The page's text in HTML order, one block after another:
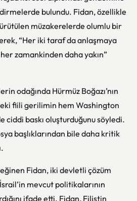
bulundu. Fidan, özellikle
müzakerelerde olumlu bir
“Her iki taraf da anlaşmaya
zamankinden daha yakın”
odağında Hürmüz Boğazı’nın
fiili gerilimin hem Washington
ciddi baskı oluşturduğunu söyledi.
başlıklarından bile daha kritik
Fidan, iki devletli çözüm
mevcut politikalarının
ifade etti. Fidan, Filistin